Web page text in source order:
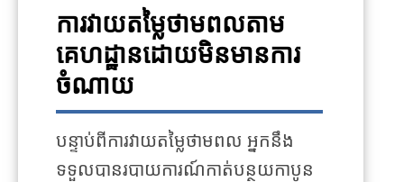
ការវាយតម្លៃថាមពលតាម
គេហដ្ឋានដោយមិនមានការ
ចំណាយ
បន្ទាប់ពីការវាយតម្លៃថាមពល អ្នកនឹង
ទទួលបានរបាយការណ៍កាត់បន្ថយកាបូន